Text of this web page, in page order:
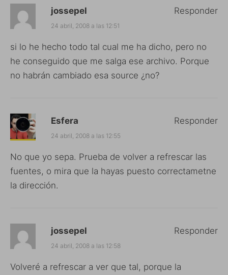
jossepel
24 abril, 2008 a las 12:51
si lo he hecho todo tal cual me ha dicho, pero no
he conseguido que me salga ese archivo. Porque
no habrán cambiado esa source ¿no?
Responder
Esfera
24 abril, 2008 a las 12:55
No que yo sepa. Prueba de volver a refrescar las
fuentes, o mira que la hayas puesto correctametne
la dirección.
Responder
jossepel
24 abril, 2008 a las 12:58
Volveré a refrescar a ver que tal, porque la
Responder